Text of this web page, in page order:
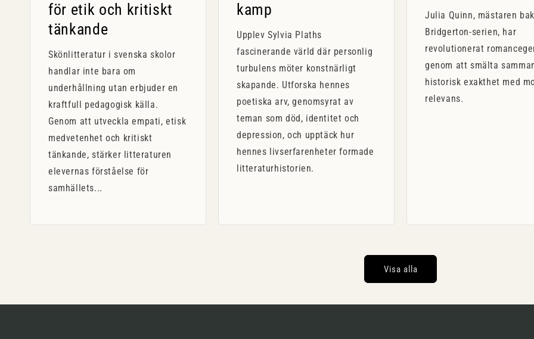
för etik och kritiskt
tänkande
Skönlitteratur i svenska skolor
handlar inte bara om
underhållning utan erbjuder en
kraftfull pedagogisk källa.
Genom att utveckla empati, etisk
medvetenhet och kritiskt
tänkande, stärker litteraturen
elevernas förståelse för
samhällets...
kamp
Upplev Sylvia Plaths
fascinerande värld där personlig
turbulens möter konstnärligt
skapande. Utforska hennes
poetiska arv, genomsyrat av
teman som död, identitet och
depression, och upptäck hur
hennes livserfarenheter formade
litteraturhistorien.
Julia Quinn, mästaren
Bridgerton-serien, har
revolutionerat
genom att smälta
historisk exakthet med
relevans.
Visa alla